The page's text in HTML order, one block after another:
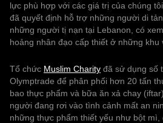
lực phù hợp với các giá trị của chúng
đã quyết định hỗ trợ những người di
những người tị nạn tại Lebanon, có
hoảng nhân đạo cấp thiết ở những khu
Tổ chức Muslim Charity đã sử dụng số
Olymptrade để phân phối hơn 20 tấn
bao thực phẩm và bữa ăn xả chay
người đang rơi vào tình cảnh mất an
những thực phẩm thiết yếu như bột